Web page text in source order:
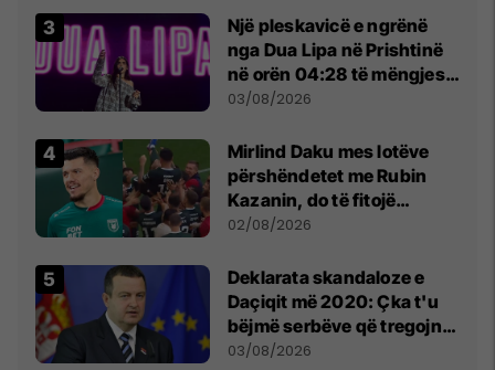
Një pleskavicë e ngrënë
nga Dua Lipa në Prishtinë
në orën 04:28 të mëngjesit
- dhe bota digjitale serbe
03/08/2026
Mirlind Daku mes lotëve
përshëndetet me Rubin
Kazanin, do të fitojë
miliona te Spartak Moska
02/08/2026
​Deklarata skandaloze e
Daçiqit më 2020: Çka t'u
bëjmë serbëve që tregojnë
ku janë varrosur shqiptarët
03/08/2026